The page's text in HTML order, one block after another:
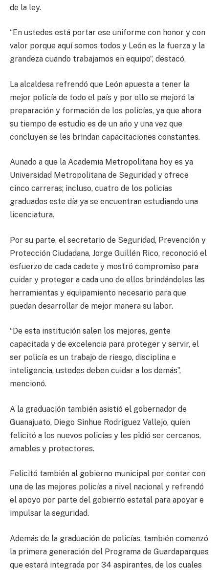
de la ley.
“En ustedes está portar ese uniforme con honor y con
valor porque aquí somos todos y León es la fuerza y la
grandeza cuando trabajamos en equipo”, destacó.
La alcaldesa refrendó que León apuesta a tener la
mejor policía de todo el país y por ello se mejoró la
preparación y formación de los policías, ya que ahora
su tiempo de estudio es de un año y una vez que
concluyen se les brindan capacitaciones constantes.
Aunado a que la Academia Metropolitana hoy es ya
Universidad Metropolitana de Seguridad y ofrece
cinco carreras; incluso, cuatro de los policías
graduados este día ya se encuentran estudiando una
licenciatura.
Por su parte, el secretario de Seguridad, Prevención y
Protección Ciudadana, Jorge Guillén Rico, reconoció el
esfuerzo de cada cadete y mostró compromiso para
cuidar y proteger a cada uno de ellos brindándoles las
herramientas y equipamiento necesario para que
puedan desarrollar de mejor manera su labor.
“De esta institución salen los mejores, gente
capacitada y de excelencia para proteger y servir, el
ser policía es un trabajo de riesgo, disciplina e
inteligencia, ustedes deben cuidar a los demás”,
mencionó.
A la graduación también asistió el gobernador de
Guanajuato, Diego Sinhue Rodríguez Vallejo, quien
felicitó a los nuevos policías y les pidió ser cercanos,
amables y protectores.
Felicitó también al gobierno municipal por contar con
una de las mejores policías a nivel nacional y refrendó
el apoyo por parte del gobierno estatal para apoyar e
impulsar la seguridad.
Además de la graduación de policías, también comenzó
la primera generación del Programa de Guardaparques
que estará integrada por 34 aspirantes, de los cuales